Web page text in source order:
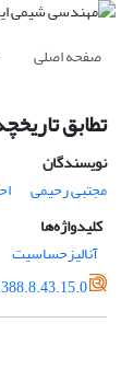
صفحه اصلی
تطابق
نویسندگان
مجتبی رحیمی
کلیدواژه‌ها
آنالیزحساسیت